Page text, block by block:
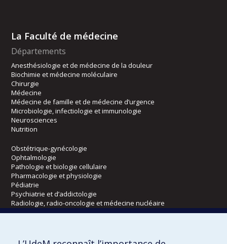
La Faculté de médecine
Départements
Anesthésiologie et de médecine de la douleur
Biochimie et médecine moléculaire
Chirurgie
Médecine
Médecine de famille et de médecine d’urgence
Microbiologie, infectiologie et immunologie
Neurosciences
Nutrition
Obstétrique-gynécologie
Ophtalmologie
Pathologie et biologie cellulaire
Pharmacologie et physiologie
Pédiatrie
Psychiatrie et d’addictologie
Radiologie, radio-oncologie et médecine nucléaire